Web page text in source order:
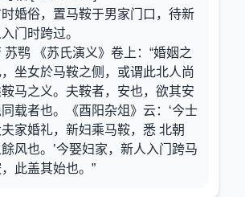
婚俗，置马鞍于男家门口，待新
门时跨过。
苏鹗 《苏氏演义》卷上：“婚姻之
坐女於马鞍之侧，或谓此北人尚
鞍马之义。夫鞍者，安也，欲其安
载者也。《酉阳杂俎》云：‘今士
家婚礼，新妇乘马鞍，悉 北朝
风也。’今娶妇家，新人入门跨马
此盖其始也。”